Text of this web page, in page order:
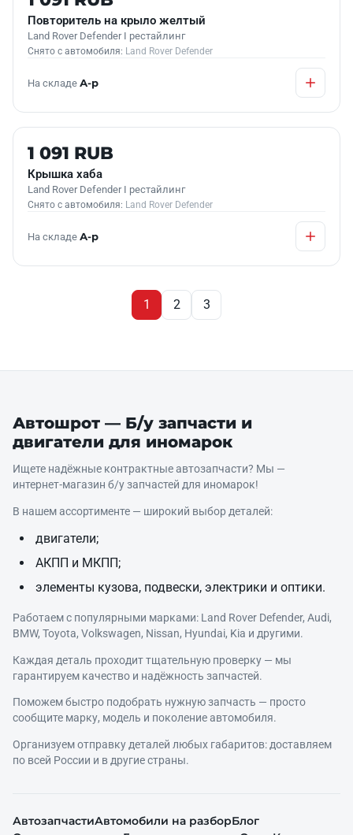
Повторитель на крыло желтый
Land Rover Defender I рестайлинг
Снято с автомобиля: Land Rover Defender
На складе А-р
Б/У В НАЛИЧИИ
1 091 RUB
Крышка хаба
Land Rover Defender I рестайлинг
Снято с автомобиля: Land Rover Defender
На складе А-р
1 2 3
Автошрот — Б/у запчасти и
двигатели для иномарок
Ищете надёжные контрактные автозапчасти? Мы —
интернет‑магазин б/у запчастей для иномарок!
В нашем ассортименте — широкий выбор деталей:
двигатели;
АКПП и МКПП;
элементы кузова, подвески, электрики и оптики.
Работаем с популярными марками: Land Rover Defender, Audi,
BMW, Toyota, Volkswagen, Nissan, Hyundai, Kia и другими.
Каждая деталь проходит тщательную проверку — мы
гарантируем качество и надёжность запчастей.
Поможем быстро подобрать нужную запчасть — просто
сообщите марку, модель и поколение автомобиля.
Организуем отправку деталей любых габаритов: доставляем
по всей России и в другие страны.
АвтозапчастиАвтомобили на разборБлог